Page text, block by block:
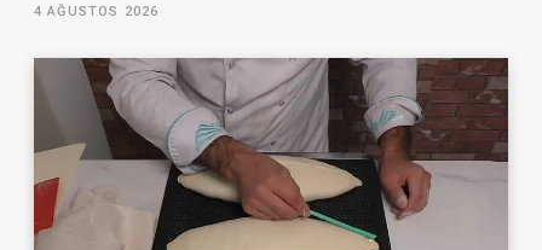
4 AĞUSTOS 2026